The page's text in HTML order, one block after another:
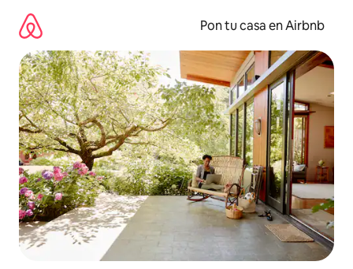
contenido
Pon tu casa en Airbnb